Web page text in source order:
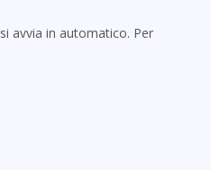
si avvia in automatico. Per